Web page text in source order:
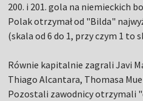
200. i 201. gola na niemieckich
Polak otrzymał od "Bilda"
(skala od 6 do 1, przy czym 1 to
Równie kapitalnie zagrali Javi
Thiago Alcantara, Thomasa
Pozostali zawodnicy otrzymali